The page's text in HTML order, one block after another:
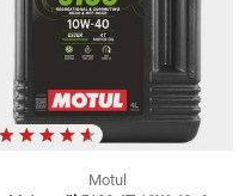
Motul